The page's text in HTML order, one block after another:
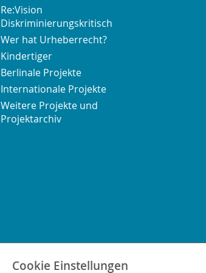
Re:Vision
Diskriminierungskritisch
Wer hat Urheberrecht?
Kindertiger
Berlinale Projekte
Internationale Projekte
Weitere Projekte und
Projektarchiv
Cookie Einstellungen